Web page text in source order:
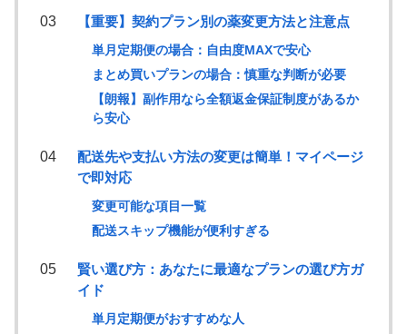
【重要】契約プラン別の薬変更方法と注意点
単月定期便の場合：自由度MAXで安心
まとめ買いプランの場合：慎重な判断が必要
【朗報】副作用なら全額返金保証制度があるか
ら安心
配送先や支払い方法の変更は簡単！マイページ
で即対応
変更可能な項目一覧
配送スキップ機能が便利すぎる
賢い選び方：あなたに最適なプランの選び方ガ
イド
単月定期便がおすすめな人